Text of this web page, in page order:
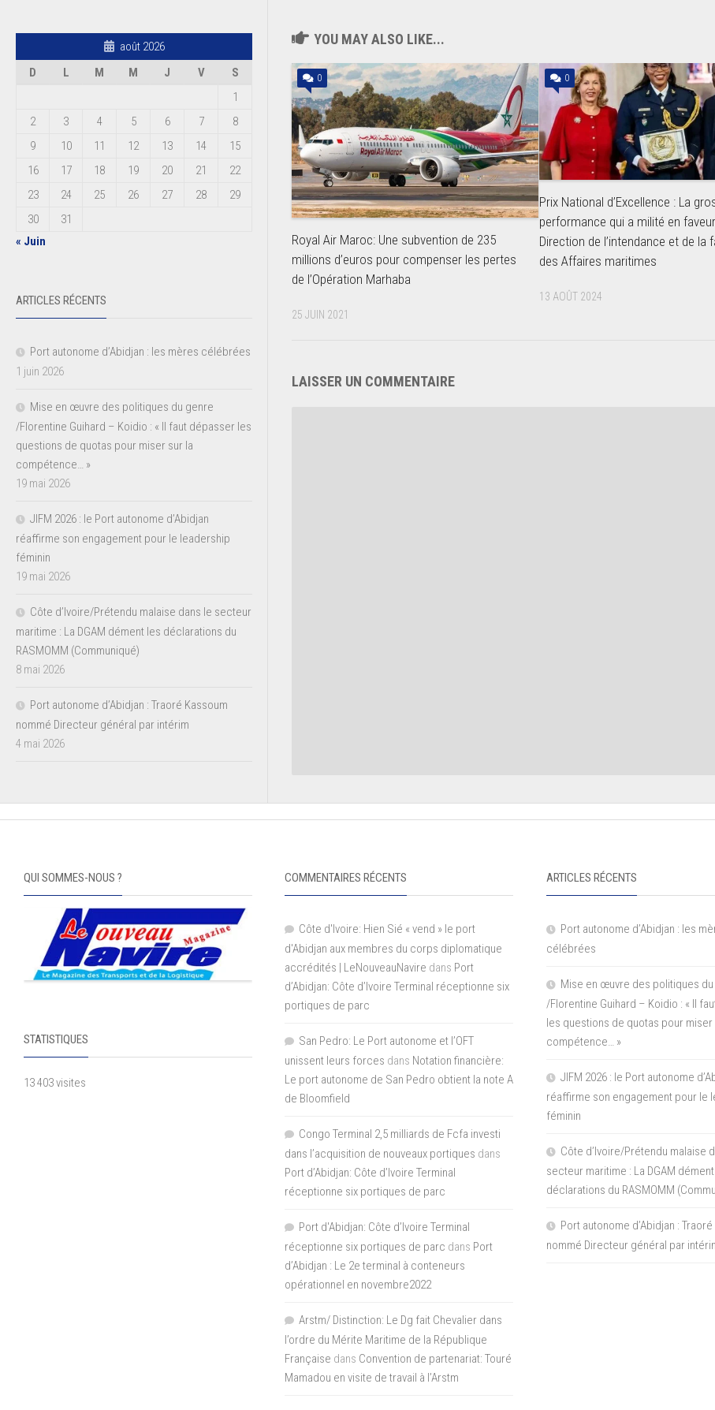
YOU MAY ALSO LIKE...
0
Royal Air Maroc: Une subvention de 235
millions d’euros pour compenser les pertes
de l’Opération Marhaba
25 JUIN 2021
0
Prix National d’Excellence : La
performance qui a milité en
Direction de l’intendance et de la
des Affaires maritimes
13 AOÛT 2024
LAISSER UN COMMENTAIRE
août 2026
D
L M M J V
S
1
2
3 4 5 6 7
8
9
10 11 12 13 14
15
16
17 18 19 20 21
22
23
24 25 26 27 28
29
30
31
« Juin
ARTICLES RÉCENTS
Port autonome d’Abidjan : les mères célébrées
1 juin 2026
Mise en œuvre des politiques du genre
/Florentine Guihard – Koidio : « Il faut dépasser les
questions de quotas pour miser sur la
compétence… »
19 mai 2026
JIFM 2026 : le Port autonome d’Abidjan
réaffirme son engagement pour le leadership
féminin
19 mai 2026
Côte d’Ivoire/Prétendu malaise dans le secteur
maritime : La DGAM dément les déclarations du
RASMOMM (Communiqué)
8 mai 2026
Port autonome d’Abidjan : Traoré Kassoum
nommé Directeur général par intérim
4 mai 2026
QUI SOMMES-NOUS ?
STATISTIQUES
13 403 visites
COMMENTAIRES RÉCENTS
Côte d'Ivoire: Hien Sié « vend » le port
d'Abidjan aux membres du corps diplomatique
accrédités | LeNouveauNavire dans Port
d’Abidjan: Côte d’Ivoire Terminal réceptionne six
portiques de parc
San Pedro: Le Port autonome et l’OFT
unissent leurs forces dans Notation financière:
Le port autonome de San Pedro obtient la note A
de Bloomfield
Congo Terminal 2,5 milliards de Fcfa investi
dans l’acquisition de nouveaux portiques dans
Port d’Abidjan: Côte d’Ivoire Terminal
réceptionne six portiques de parc
Port d'Abidjan: Côte d’Ivoire Terminal
réceptionne six portiques de parc dans Port
d’Abidjan : Le 2e terminal à conteneurs
opérationnel en novembre2022
Arstm/ Distinction: Le Dg fait Chevalier dans
l’ordre du Mérite Maritime de la République
Française dans Convention de partenariat: Touré
Mamadou en visite de travail à l’Arstm
ARTICLES RÉCENTS
Port autonome d’Abidjan : les
célébrées
Mise en œuvre des politiques
/Florentine Guihard – Koidio : « Il
les questions de quotas pour miser
compétence… »
JIFM 2026 : le Port autonome
réaffirme son engagement pour le
féminin
Côte d’Ivoire/Prétendu malaise
secteur maritime : La DGAM
déclarations du RASMOMM
Port autonome d’Abidjan :
nommé Directeur général par